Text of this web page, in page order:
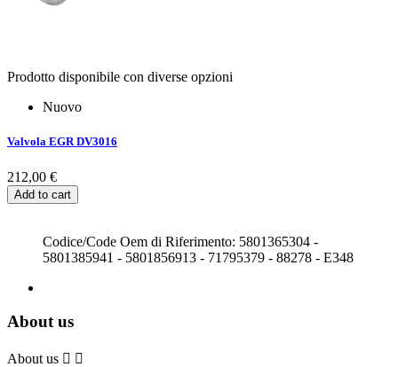
Prodotto disponibile con diverse opzioni
Nuovo
Valvola EGR DV3016
212,00 €
Add to cart
Codice/Code Oem di Riferimento: 5801365304 -
5801385941 - 5801856913 - 71795379 - 88278 - E348
About us
About us  